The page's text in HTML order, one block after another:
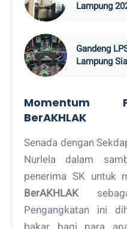
Lampung
Gandeng
Lampung
Momentum
BerAKHLAK
Senada dengan
Nurlela dalam
penerima SK untuk
BerAKHLAK
Pengangkatan ini
bakar bagi para